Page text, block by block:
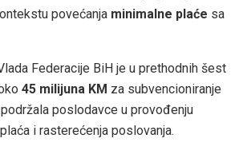
povećanja minimalne plaće sa
Federacije BiH je u prethodnih šest
45 milijuna KM za subvencioniranje
poslodavce u provođenju
i rasterećenja poslovanja.